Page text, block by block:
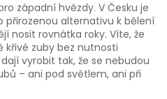
západní hvězdy. V Česku je
alternativu k bělení
nosit rovnátka roky. Víte, že
zuby bez nutnosti
vyrobit tak, že se nebudou
– ani pod světlem, ani při